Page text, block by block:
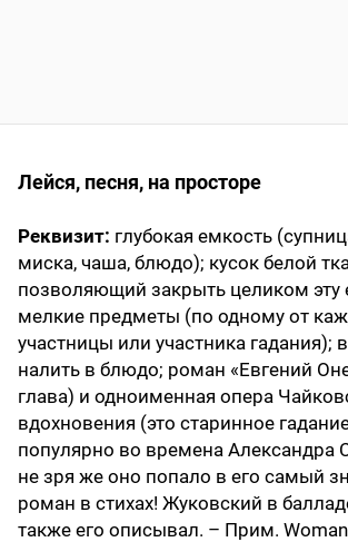
Лейся, песня, на просторе
Реквизит: глубокая емкость
миска, чаша, блюдо); кусок белой
позволяющий закрыть целиком эту
мелкие предметы (по одному от
участницы или участника гадания);
налить в блюдо; роман «Евгений
глава) и одноименная опера
вдохновения (это старинное
популярно во времена Александра
не зря же оно попало в его самый
роман в стихах! Жуковский в
также его описывал. – Прим.